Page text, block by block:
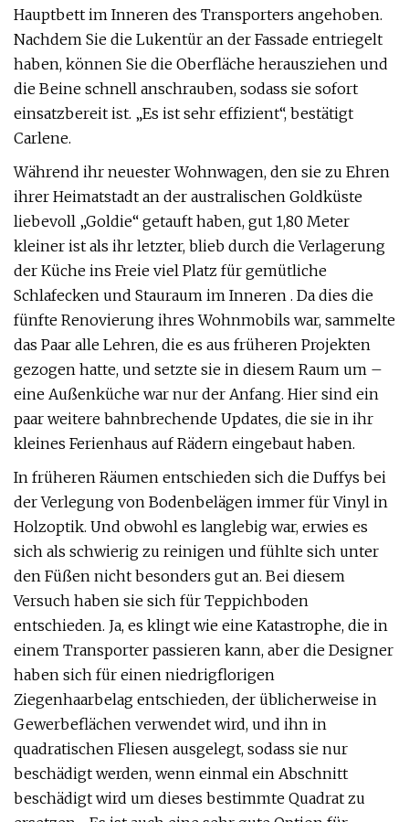
Hauptbett im Inneren des Transporters angehoben.
Nachdem Sie die Lukentür an der Fassade entriegelt
haben, können Sie die Oberfläche herausziehen und
die Beine schnell anschrauben, sodass sie sofort
einsatzbereit ist. „Es ist sehr effizient“, bestätigt
Carlene.
Während ihr neuester Wohnwagen, den sie zu Ehren
ihrer Heimatstadt an der australischen Goldküste
liebevoll „Goldie“ getauft haben, gut 1,80 Meter
kleiner ist als ihr letzter, blieb durch die Verlagerung
der Küche ins Freie viel Platz für gemütliche
Schlafecken und Stauraum im Inneren . Da dies die
fünfte Renovierung ihres Wohnmobils war, sammelte
das Paar alle Lehren, die es aus früheren Projekten
gezogen hatte, und setzte sie in diesem Raum um –
eine Außenküche war nur der Anfang. Hier sind ein
paar weitere bahnbrechende Updates, die sie in ihr
kleines Ferienhaus auf Rädern eingebaut haben.
In früheren Räumen entschieden sich die Duffys bei
der Verlegung von Bodenbelägen immer für Vinyl in
Holzoptik. Und obwohl es langlebig war, erwies es
sich als schwierig zu reinigen und fühlte sich unter
den Füßen nicht besonders gut an. Bei diesem
Versuch haben sie sich für Teppichboden
entschieden. Ja, es klingt wie eine Katastrophe, die in
einem Transporter passieren kann, aber die Designer
haben sich für einen niedrigflorigen
Ziegenhaarbelag entschieden, der üblicherweise in
Gewerbeflächen verwendet wird, und ihn in
quadratischen Fliesen ausgelegt, sodass sie nur
beschädigt werden, wenn einmal ein Abschnitt
beschädigt wird um dieses bestimmte Quadrat zu